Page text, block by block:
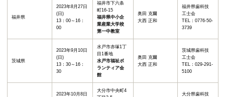
福井県
2023年8月27日
(日)
13：00～16：
00
福井市下六条
町16-15
福井県中小企
業産業大学校
第一中教室
奥田 克爾
大西 正和
福井県歯科技
工士会
TEL：0776-50-
3739
茨城県
2023年9月10日
(日)
13：30～16：
30
水戸市赤塚1丁
目1番地
水戸市福祉ボ
ランティア会
館
奥田 克爾
大西 正和
茨城県歯科技
工士会
TEL：029-291-
5100
2023年10月8日
大分市中央町4
大分県歯科技